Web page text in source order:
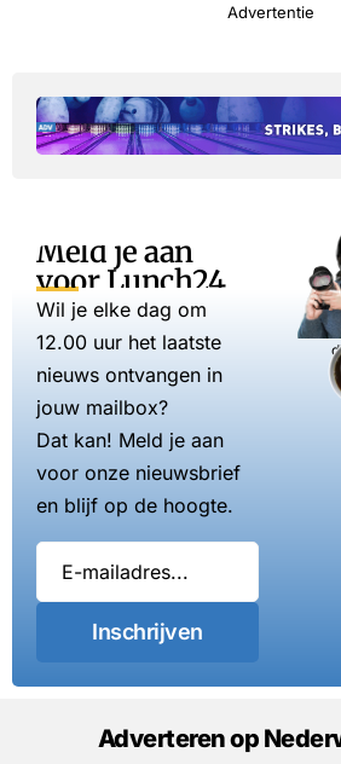
Advertentie
Meld je aan
voor Lunch24
Wil je elke dag om
12.00 uur het laatste
nieuws ontvangen in
jouw mailbox?
Dat kan! Meld je aan
voor onze nieuwsbrief
en blijf op de hoogte.
Inschrijven
Adverteren op